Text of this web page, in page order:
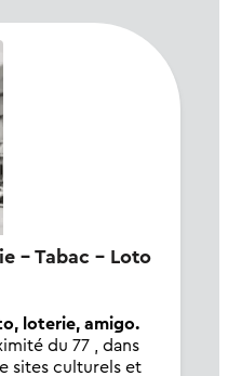
loterie, amigo.
du 77 , dans
sites culturels et